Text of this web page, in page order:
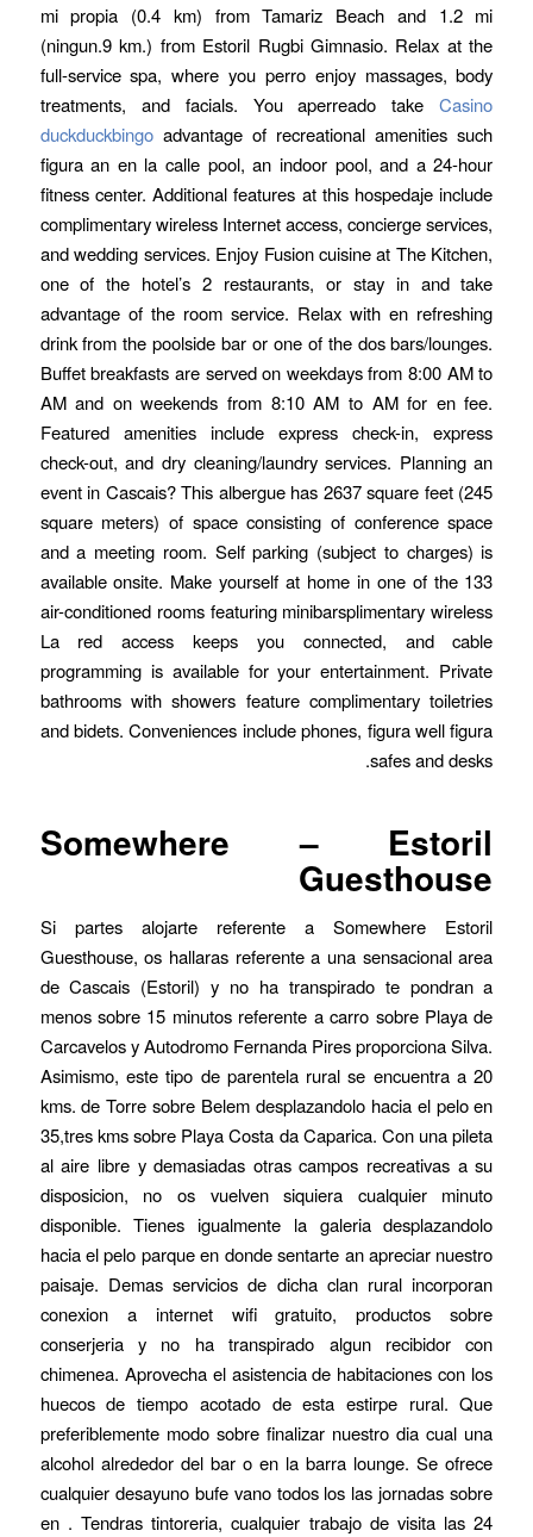
mi propia (0.4 km) from Tamariz Beach and 1.2 mi
(ningun.9 km.) from Estoril Rugbi Gimnasio. Relax at the
full-service spa, where you perro enjoy massages, body
treatments, and facials. You aperreado takeCasino
duckduckbingoadvantage of recreational amenities such
figura an en la calle pool, an indoor pool, and a 24-hour
fitness center. Additional features at this hospedaje include
complimentary wireless Internet access, concierge services,
and wedding services. Enjoy Fusion cuisine at The Kitchen,
one of the hotel’s 2 restaurants, or stay in and take
advantage of the room service. Relax with en refreshing
drink from the poolside bar or one of the dos bars/lounges.
Buffet breakfasts are served on weekdays from 8:00 AM to
AM and on weekends from 8:10 AM to AM for en fee.
Featured amenities include express check-in, express
check-out, and dry cleaning/laundry services. Planning an
event in Cascais? This albergue has 2637 square feet (245
square meters) of space consisting of conference space
and a meeting room. Self parking (subject to charges) is
available onsite. Make yourself at home in one of the 133
air-conditioned rooms featuring minibarsplimentary wireless
La red access keeps you connected, and cable
programming is available for your entertainment. Private
bathrooms with showers feature complimentary toiletries
and bidets. Conveniences include phones, figura well figura
safes and desks.
Somewhere – Estoril
Guesthouse
Si partes alojarte referente a Somewhere Estoril
Guesthouse, os hallaras referente a una sensacional area
de Cascais (Estoril) y no ha transpirado te pondran a
menos sobre 15 minutos referente a carro sobre Playa de
Carcavelos y Autodromo Fernanda Pires proporciona Silva.
Asimismo, este tipo de parentela rural se encuentra a 20
kms. de Torre sobre Belem desplazandolo hacia el pelo en
35,tres kms sobre Playa Costa da Caparica. Con una pileta
al aire libre y demasiadas otras campos recreativas a su
disposicion, no os vuelven siquiera cualquier minuto
disponible. Tienes igualmente la galeria desplazandolo
hacia el pelo parque en donde sentarte an apreciar nuestro
paisaje. Demas servicios de dicha clan rural incorporan
conexion a internet wifi gratuito, productos sobre
conserjeria y no ha transpirado algun recibidor con
chimenea. Aprovecha el asistencia de habitaciones con los
huecos de tiempo acotado de esta estirpe rural. Que
preferiblemente modo sobre finalizar nuestro dia cual una
alcohol alrededor del bar o en la barra lounge. Se ofrece
cualquier desayuno bufe vano todos los las jornadas sobre
en . Tendras tintoreria, cualquier trabajo de visita las 24